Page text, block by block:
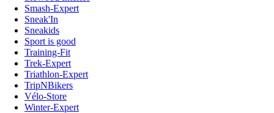
Smash-Expert
Sneak'In
Sneakids
Sport is good
Training-Fit
Trek-Expert
Triathlon-Expert
TripNBikers
Vélo-Store
Winter-Expert